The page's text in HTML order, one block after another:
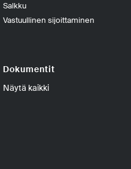
Salkku
Vastuullinen sijoittaminen
Dokumentit
Näytä kaikki